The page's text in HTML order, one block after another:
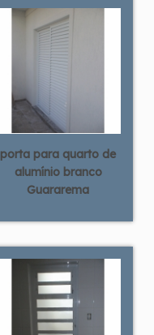
porta para quarto de
alumínio branco
Guararema